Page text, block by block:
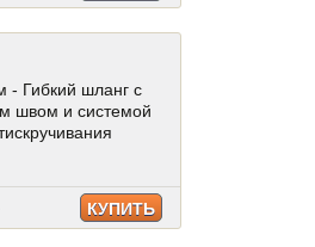
- Гибкий шланг с
швом и системой
КУПИТЬ